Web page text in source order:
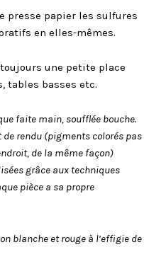
presse papier les sulfures
en elles-mêmes.
une petite place
tables basses etc.
faite main, soufflée bouche.
rendu (pigments colorés pas
de la même façon)
grâce aux techniques
pièce a sa propre
blanche et rouge à l’effigie de